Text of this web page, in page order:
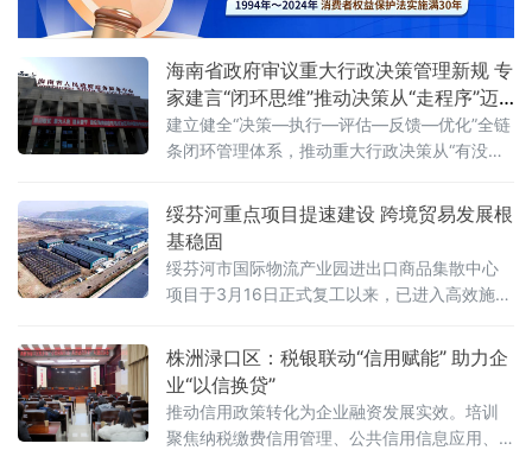
海南省政府审议重大行政决策管理新规 专
家建言“闭环思维”推动决策从“走程序”迈
向“见实效”
建立健全“决策—执行—评估—反馈—优化”全链
条闭环管理体系，推动重大行政决策从“有没有
估：让决策全流程“有据可循、有果可考”《海南
省人民政府2026年度重大行政决策事项目录》
明确
绥芬河重点项目提速建设 跨境贸易发展根
基稳固
绥芬河市国际物流产业园进出口商品集散中心
项目于3月16日正式复工以来，已进入高效施工
北B-7地块，总占地面积8.7万平方米，建筑面
积3.3万平方米，规划建设3栋商品仓储库、2栋
中转集
株洲渌口区：税银联动“信用赋能” 助力企
业“以信换贷”
推动信用政策转化为企业融资发展实效。培训
聚焦纳税缴费信用管理、公共信用信息应用、